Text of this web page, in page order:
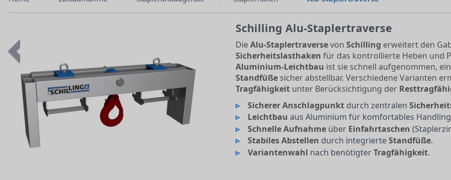
Schilling Alu-Staplertraverse
DieAlu-Staplertraversevon Schilling erweitert den
Sicherheitslasthaken für das kontrollierte Heben und
Aluminium-Leichtbau ist sie schnell aufgenommen,
Standfüßesicher abstellbar. Verschiedene Varianten
Tragfähigkeitunter Berücksichtigung der
Sicherer Anschlagpunkt durch zentralen
Leichtbau aus Aluminium für komfortables
Schnelle Aufnahme über Einfahrtaschen
Stabiles Abstellen durch integrierteStandfüße.
Variantenwahl nach benötigterTragfähigkeit.